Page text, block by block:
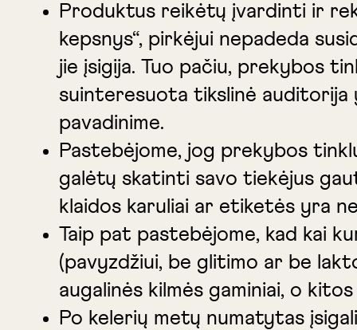
Produktus reikėtų įvardinti ir
kepsnys“, pirkėjui nepadeda
jie įsigija. Tuo pačiu, prekybos
suinteresuota tikslinė auditorija
pavadinime.
Pastebėjome, jog prekybos
galėtų skatinti savo tiekėjus
klaidos karuliai ar etiketės yra
Taip pat pastebėjome, kad kai
(pavyzdžiui, be glitimo ar be
augalinės kilmės gaminiai, o
Po kelerių metų numatytas